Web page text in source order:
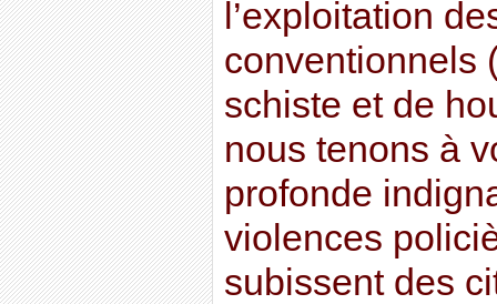
l’exploitation
conventionnels
schiste et de
nous tenons à
profonde
violences
subissent des